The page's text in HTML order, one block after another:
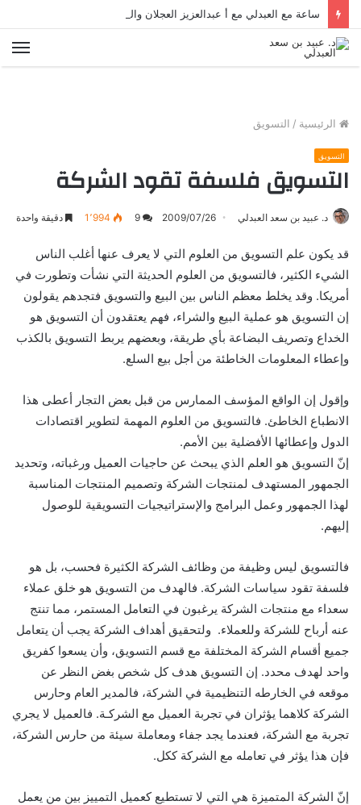
الرئيسية / التسويق
التسويق
التسويق فلسفة تقود الشركة
د. عبيد بن سعد العبدلي 2009/07/26
9 1٬994 دقيقة واحدة
قد يكون علم التسويق من العلوم التي لا يعرف عنها أغلب الناس
الشيء الكثير، فالتسويق من العلوم الحديثة التي نشأت وتطورت في
أمريكا. وقد يخلط معظم الناس بين البيع والتسويق فتجدهم يقولون
إن التسويق هو عملية البيع والشراء، فهم يعتقدون أن التسويق هو
الخداع وتصريف البضاعة بأي طريقة، وبعضهم يربط التسويق بالكذب
وإعطاء المعلومات الخاطئة من أجل بيع السلع.
وإقول إن الواقع المؤسف الممارس من قبل بعض التجار أعطى هذا
الانطباع الخاطئ. فالتسويق من العلوم المهمة لتطوير اقتصادات
الدول وإعطائها الأفضلية بين الأمم.
إنّ التسويق هو العلم الذي يبحث عن حاجيات العميل ورغباته، وتحديد
الجمهور المستهدف لمنتجات الشركة وتصميم المنتجات المناسبة
لهذا الجمهور وعمل البرامج والإستراتيجيات التسويقية للوصول
إليهم.
فالتسويق ليس وظيفة من وظائف الشركة الكثيرة فحسب، بل هو
فلسفة تقود سياسات الشركة. فالهدف من التسويق هو خلق عملاء
سعداء مع منتجات الشركة يرغبون في التعامل المستمر، مما تنتج
عنه أرباح للشركة وللعملاء. ولتحقيق أهداف الشركة يجب أن يتعامل
جميع أقسام الشركة المختلفة مع قسم التسويق، وأن يسعوا كفريق
واحد لهدف محدد. إن التسويق هدف كل شخص بغض النظر عن
موقعه في الخارطه التنظيمية في الشركة، فالمدير العام وحارس
الشركة كلاهما يؤثران في تجربة العميل مع الشركـة. فالعميل لا يجري
تجربة مع الشركة، فعندما يجد جفاء ومعاملة سيئة من حارس الشركة،
فإن هذا يؤثر في تعامله مع الشركة ككل.
إنّ الشركة المتميزة هي التي لا تستطيع كعميل التمييز بين من يعمل